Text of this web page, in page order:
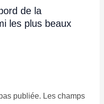
de la
les plus beaux
publiée. Les champs